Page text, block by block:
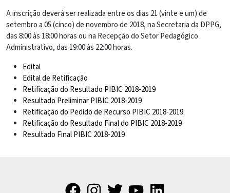
A inscrição deverá ser realizada entre os dias 21 (vinte e um) de
setembro a 05 (cinco) de novembro de 2018, na Secretaria da DPPG,
das 8:00 às 18:00 horas ou na Recepção do Setor Pedagógico
Administrativo, das 19:00 às 22:00 horas.
Edital
Edital de Retificação
Retificação do Resultado PIBIC 2018-2019
Resultado Preliminar PIBIC 2018-2019
Retificação do Pedido de Recurso PIBIC 2018-2019
Retificação do Resultado Final do PIBIC 2018-2019
Resultado Final PIBIC 2018-2019